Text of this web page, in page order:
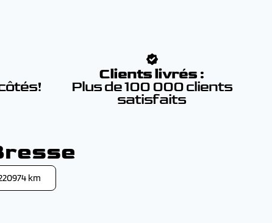
Clients livrés :
Plus de 100 000 clients
satisfaits
km